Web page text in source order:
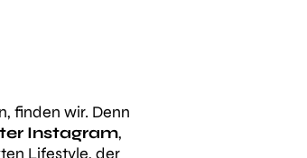
finden wir. Denn
Instagram,
Lifestyle, der